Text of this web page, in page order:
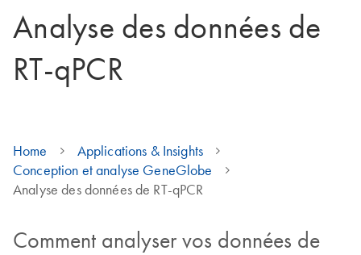
Analyse des données de
RT-qPCR
Home
Applications & Insights
Conception et analyse GeneGlobe
Analyse des données de RT-qPCR
Comment analyser vos données de